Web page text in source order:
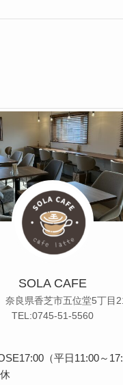
SOLA CAFE
良県香芝市五位堂5丁目
TEL:0745-51-5560
（平日11:00～